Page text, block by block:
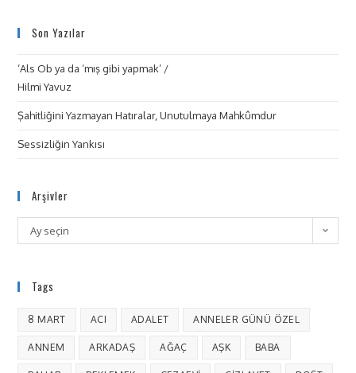
Son Yazılar
‘Als Ob ya da ‘mış gibi yapmak’ /
Hilmi Yavuz
Şahitliğini Yazmayan Hatıralar, Unutulmaya Mahkûmdur
Sessizliğin Yankısı
Arşivler
Ay seçin
Tags
8 MART ACI ADALET ANNELER GÜNÜ ÖZEL
ANNEM ARKADAŞ AĞAÇ AŞK BABA